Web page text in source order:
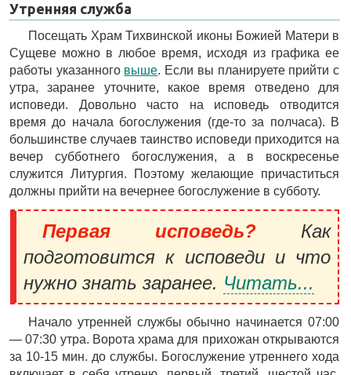
Утренняя служба
Посещать Храм Тихвинской иконы Божией Матери в
Сущеве можно в любое время, исходя из графика ее
работы указанного выше. Если вы планируете прийти с
утра, заранее уточните, какое время отведено для
исповеди. Довольно часто на исповедь отводится
время до начала богослужения (где-то за полчаса). В
большинстве случаев таинство исповеди приходится на
вечер субботнего богослужения, а в воскресенье
служится Литургия. Поэтому желающие причаститься
должны прийти на вечернее богослужение в субботу.
Первая исповедь? Как
подготовится к исповеди и что
нужно знать заранее. Читать...
Начало утренней службы обычно начинается 07:00
— 07:30 утра. Ворота храма для прихожан открываются
за 10-15 мин. до службы. Богослужение утреннего хода